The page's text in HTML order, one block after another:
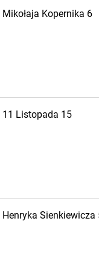
Mikołaja Kopernika 6
11 Listopada 15
Henryka Sienkiewicza